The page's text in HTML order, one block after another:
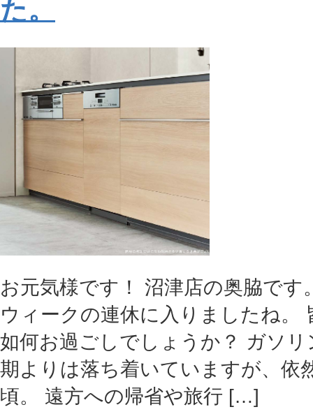
た。
お元気様です！ 沼津店の奥脇で
ウィークの連休に入りましたね。
如何お過ごしでしょうか？ ガソリ
期よりは落ち着いていますが、依
頃。 遠方への帰省や旅行 […]